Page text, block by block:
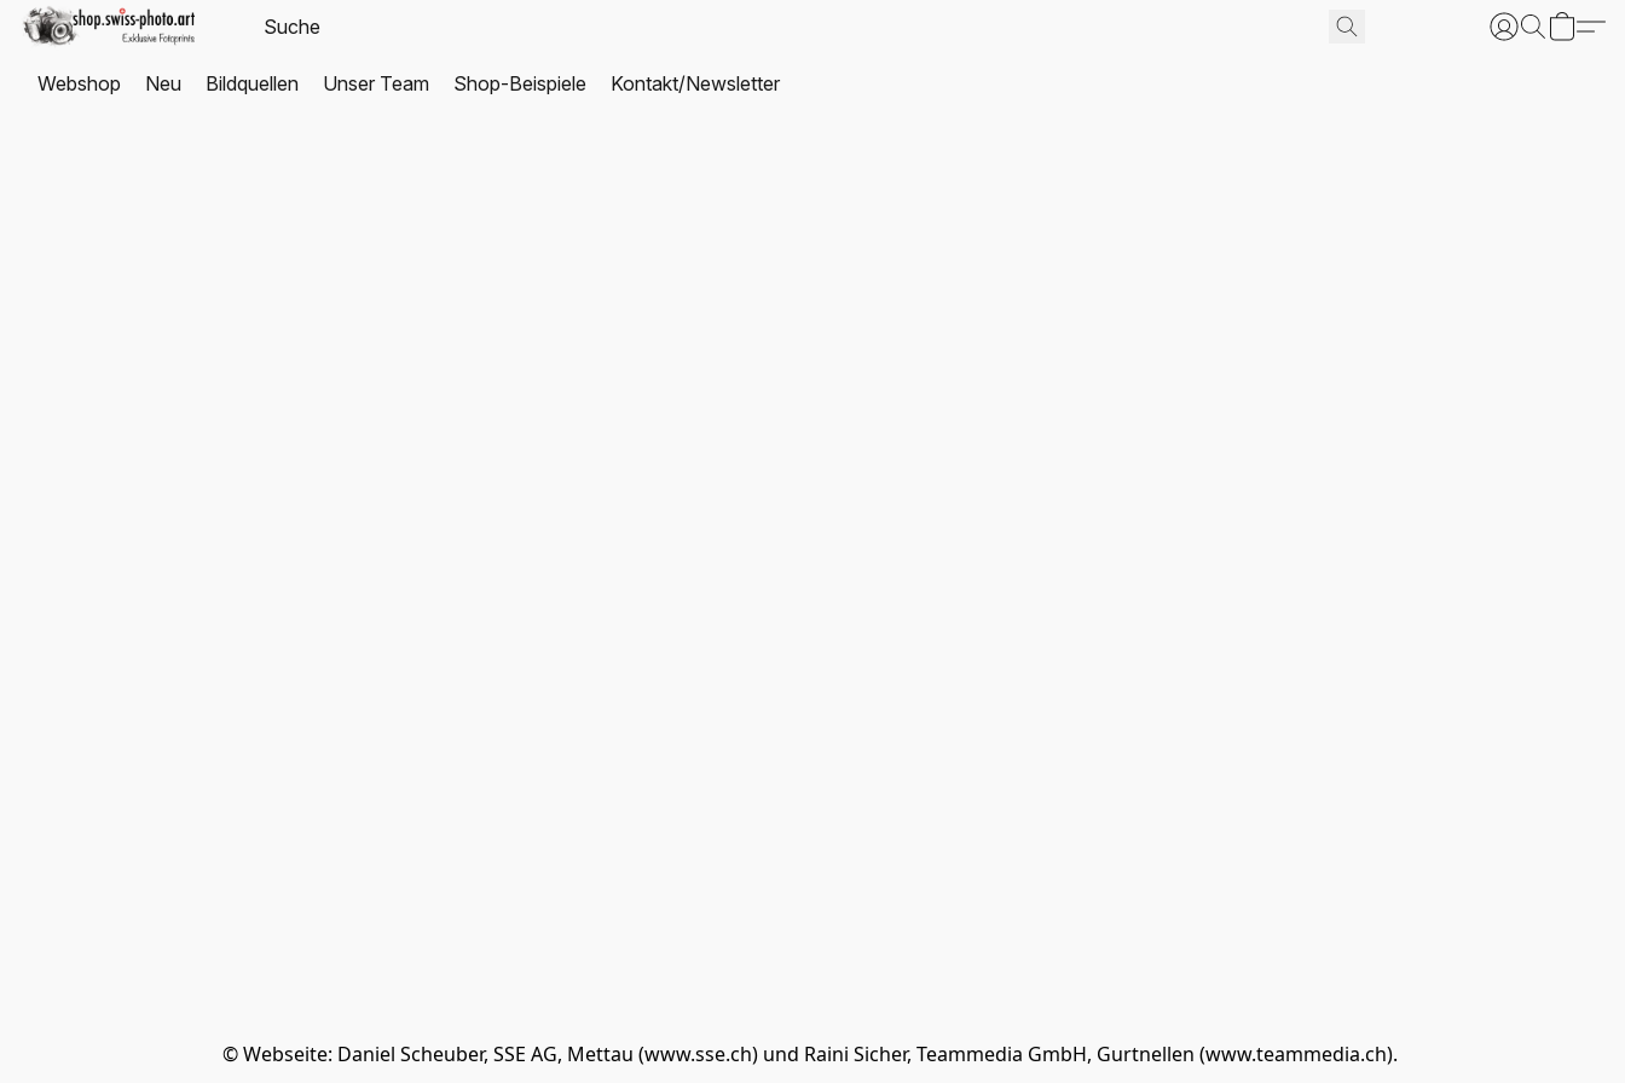
Webshop Neu Bildquellen Unser Team Shop-Beispiele Kontakt/Newsletter
© Webseite: Daniel Scheuber, SSE AG, Mettau (www.sse.ch) und Raini Sicher, Teammedia GmbH, Gurtnellen (www.teammedia.ch).